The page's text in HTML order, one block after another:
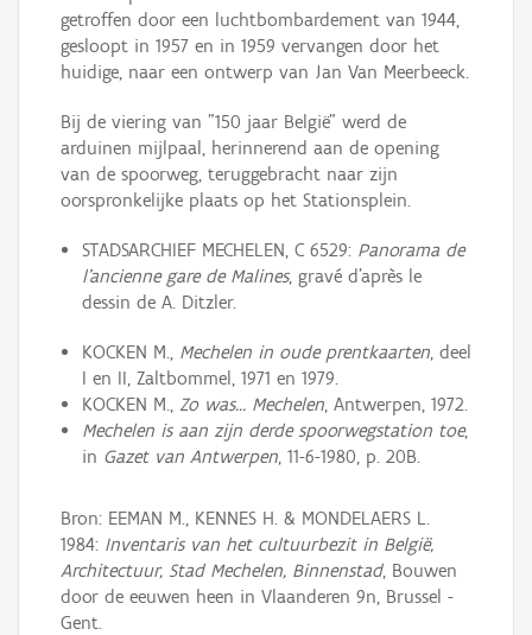
getroffen door een luchtbombardement van 1944,
gesloopt in 1957 en in 1959 vervangen door het
huidige, naar een ontwerp van Jan Van Meerbeeck.
Bij de viering van "150 jaar België" werd de
arduinen mijlpaal, herinnerend aan de opening
van de spoorweg, teruggebracht naar zijn
oorspronkelijke plaats op het Stationsplein.
STADSARCHIEF MECHELEN, C 6529: Panorama de
l'ancienne gare de Malines, gravé d'après le
dessin de A. Ditzler.
KOCKEN M., Mechelen in oude prentkaarten, deel
I en II, Zaltbommel, 1971 en 1979.
KOCKEN M., Zo was… Mechelen, Antwerpen, 1972.
Mechelen is aan zijn derde spoorwegstation toe,
in Gazet van Antwerpen, 11-6-1980, p. 20B.
Bron: EEMAN M., KENNES H. & MONDELAERS L.
1984: Inventaris van het cultuurbezit in België,
Architectuur, Stad Mechelen, Binnenstad, Bouwen
door de eeuwen heen in Vlaanderen 9n, Brussel -
Gent.